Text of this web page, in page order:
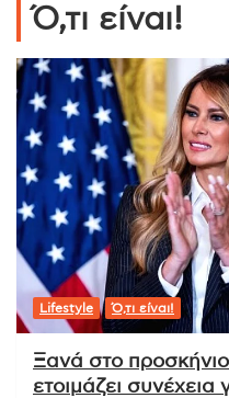
Ό,τι είναι!
Lifestyle Ό,τι είναι!
Ξανά στο
ετοιμάζει